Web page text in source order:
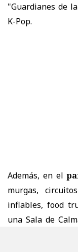
"Guardianes de
K-Pop.
Además, en el
murgas,
inflables, food
una Sala de